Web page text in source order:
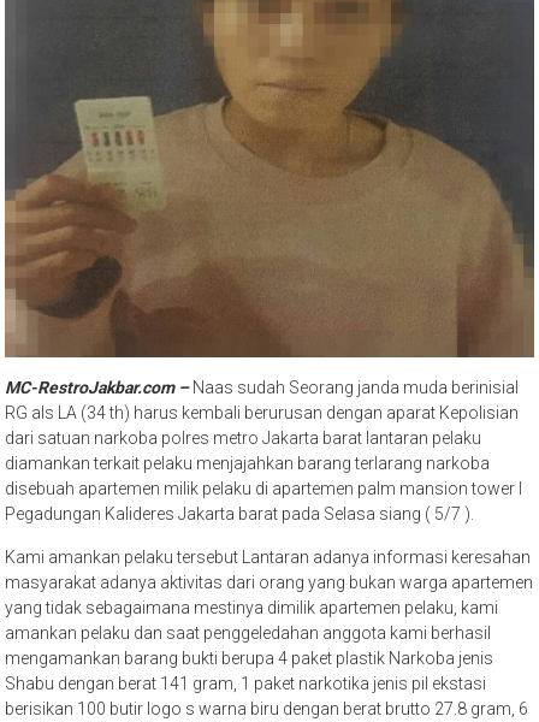
MC-RestroJakbar.com – Naas sudah Seorang janda muda berinisial
RG als LA (34 th) harus kembali berurusan dengan aparat Kepolisian
dari satuan narkoba polres metro Jakarta barat lantaran pelaku
diamankan terkait pelaku menjajahkan barang terlarang narkoba
disebuah apartemen milik pelaku di apartemen palm mansion tower l
Pegadungan Kalideres Jakarta barat pada Selasa siang ( 5/7 ).
Kami amankan pelaku tersebut Lantaran adanya informasi keresahan
masyarakat adanya aktivitas dari orang yang bukan warga apartemen
yang tidak sebagaimana mestinya dimilik apartemen pelaku, kami
amankan pelaku dan saat penggeledahan anggota kami berhasil
mengamankan barang bukti berupa 4 paket plastik Narkoba jenis
Shabu dengan berat 141 gram, 1 paket narkotika jenis pil ekstasi
berisikan 100 butir logo s warna biru dengan berat brutto 27.8 gram, 6